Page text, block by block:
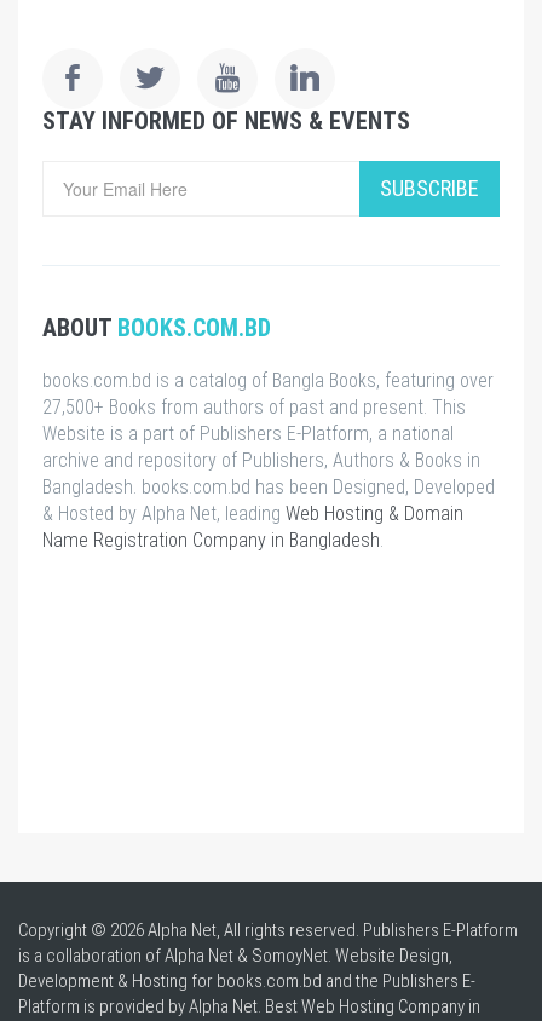
STAY INFORMED OF NEWS & EVENTS
SUBSCRIBE
ABOUT BOOKS.COM.BD
books.com.bd is a catalog of Bangla Books, featuring over
27,500+ Books from authors of past and present. This
Website is a part of Publishers E-Platform, a national
archive and repository of Publishers, Authors & Books in
Bangladesh. books.com.bd has been Designed, Developed
& Hosted by Alpha Net, leading Web Hosting & Domain
Name Registration Company in Bangladesh
Copyright © 2026 Alpha Net, All rights reserved. Publishers E-Platform
is a collaboration of Alpha Net & SomoyNet. Website Design,
Development & Hosting for books.com.bd and the Publishers E-
Platform is provided by Alpha Net. BestWeb Hosting Company in